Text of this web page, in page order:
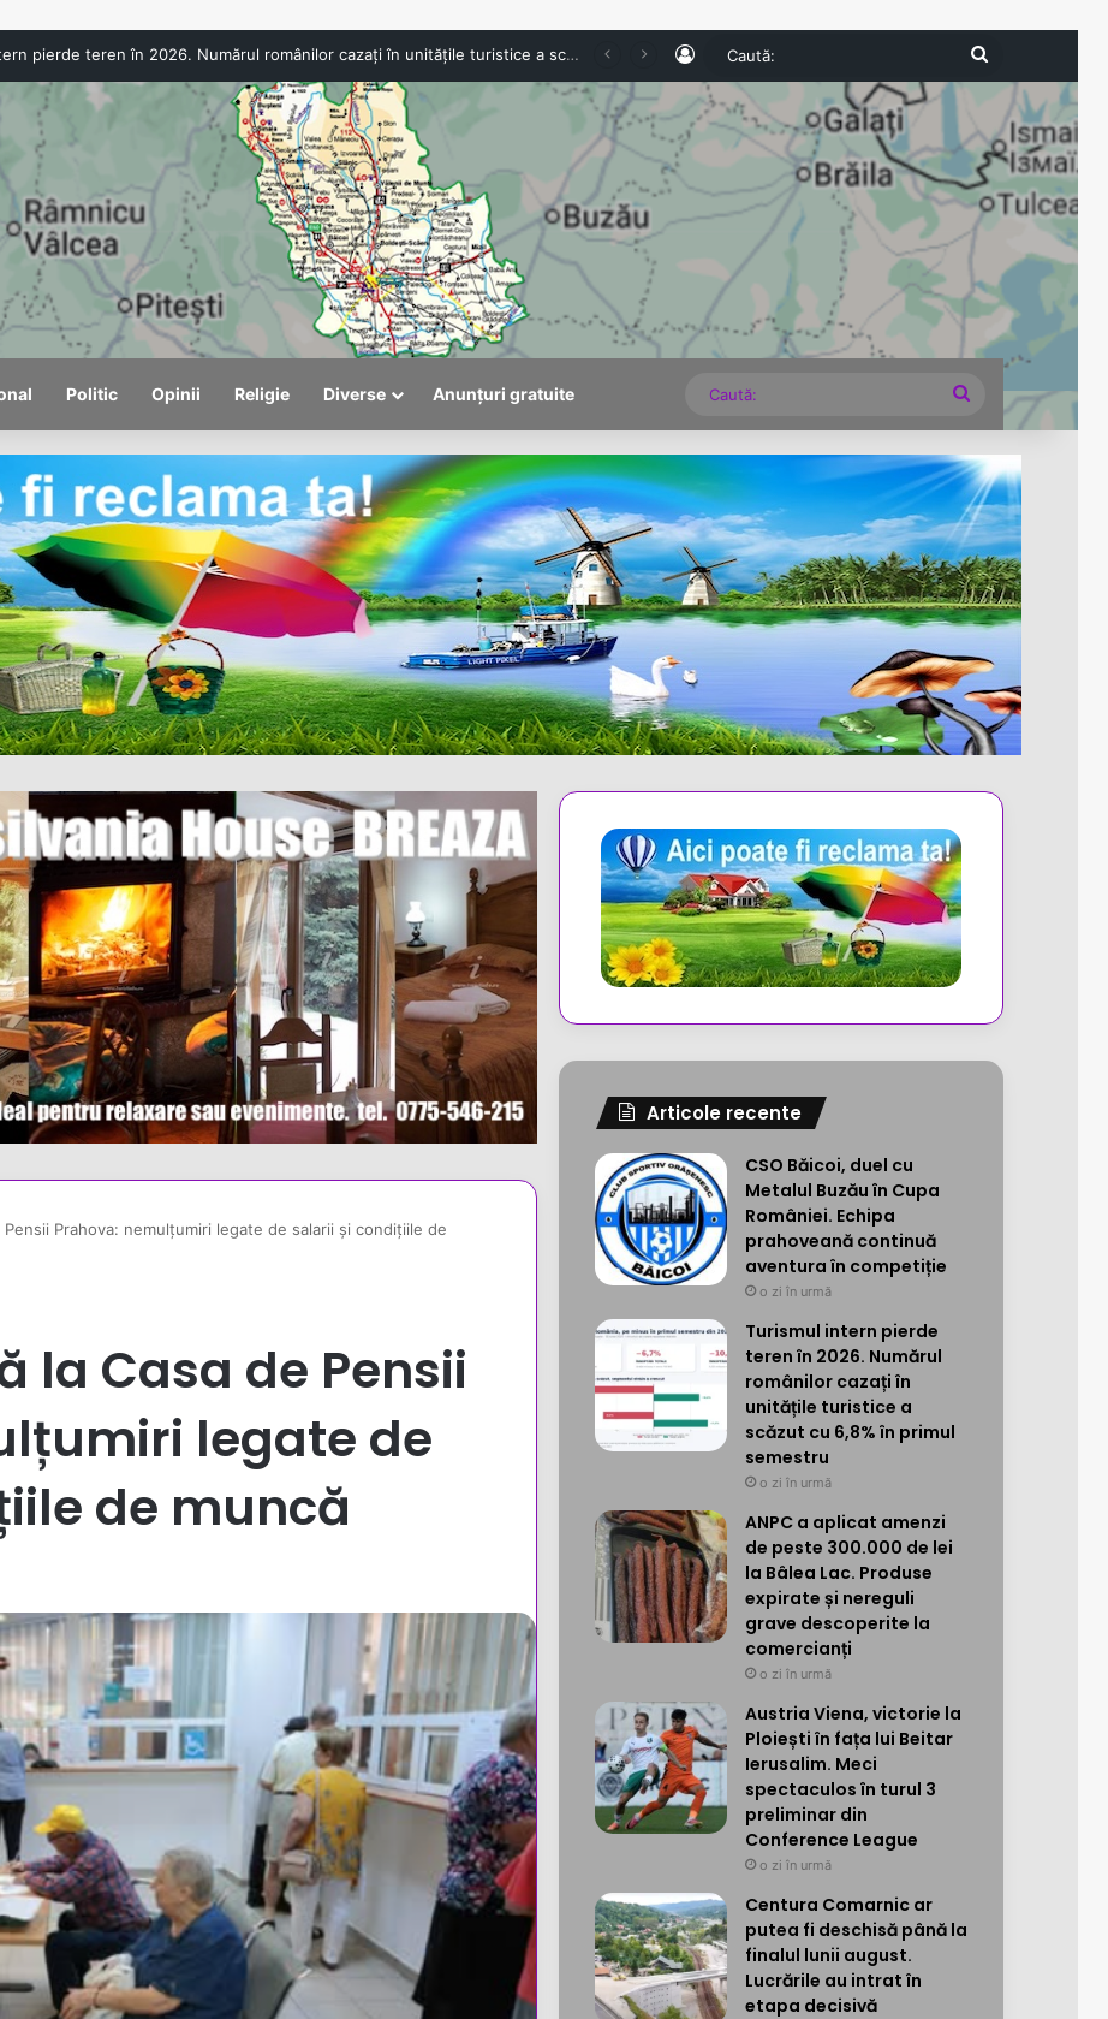
ANPC a aplicat amenzi de peste 300.000 de lei la Bâlea Lac. Produse expirate și nereguli grave descoperite la comercianți Log In Caută:
Politic Opinii Religie Diverse Anunțuri gratuite Caută:
Pensii Prahova: nemulțumiri legate de salarii și condițiile de
la Casa de Pensii
legate de
de muncă
Articole recente
CSO Băicoi, duel cu
Metalul Buzău în Cupa
României. Echipa
prahoveană continuă
aventura în competiție
o zi în urmă
Turismul intern pierde
teren în 2026. Numărul
românilor cazați în
unitățile turistice a
scăzut cu 6,8% în primul
semestru
o zi în urmă
ANPC a aplicat amenzi
de peste 300.000 de lei
la Bâlea Lac. Produse
expirate și nereguli
grave descoperite la
comercianți
o zi în urmă
Austria Viena, victorie la
Ploiești în fața lui Beitar
Ierusalim. Meci
spectaculos în turul 3
preliminar din
Conference League
o zi în urmă
Centura Comarnic ar
putea fi deschisă până la
finalul lunii august.
Lucrările au intrat în
etapa decisivă